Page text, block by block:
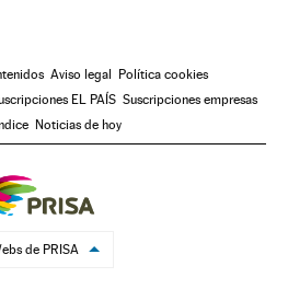
Aviso legal
Política cookies
EL PAÍS Suscripciones empresas
Índice Noticias de hoy
de PRISA